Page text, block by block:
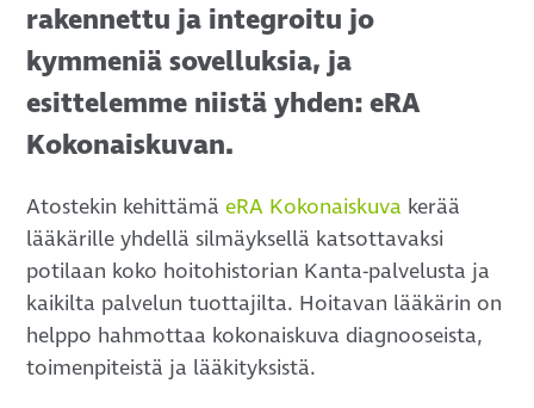
rakennettu ja integroitu jo
kymmeniä sovelluksia, ja
esittelemme niistä yhden: eRA
Kokonaiskuvan.
Atostekin kehittämäeRA Kokonaiskuva kerää
lääkärille yhdellä silmäyksellä katsottavaksi
potilaan koko hoitohistorian Kanta-palvelusta ja
kaikilta palvelun tuottajilta. Hoitavan lääkärin on
helppo hahmottaa kokonaiskuva diagnooseista,
toimenpiteistä ja lääkityksistä.